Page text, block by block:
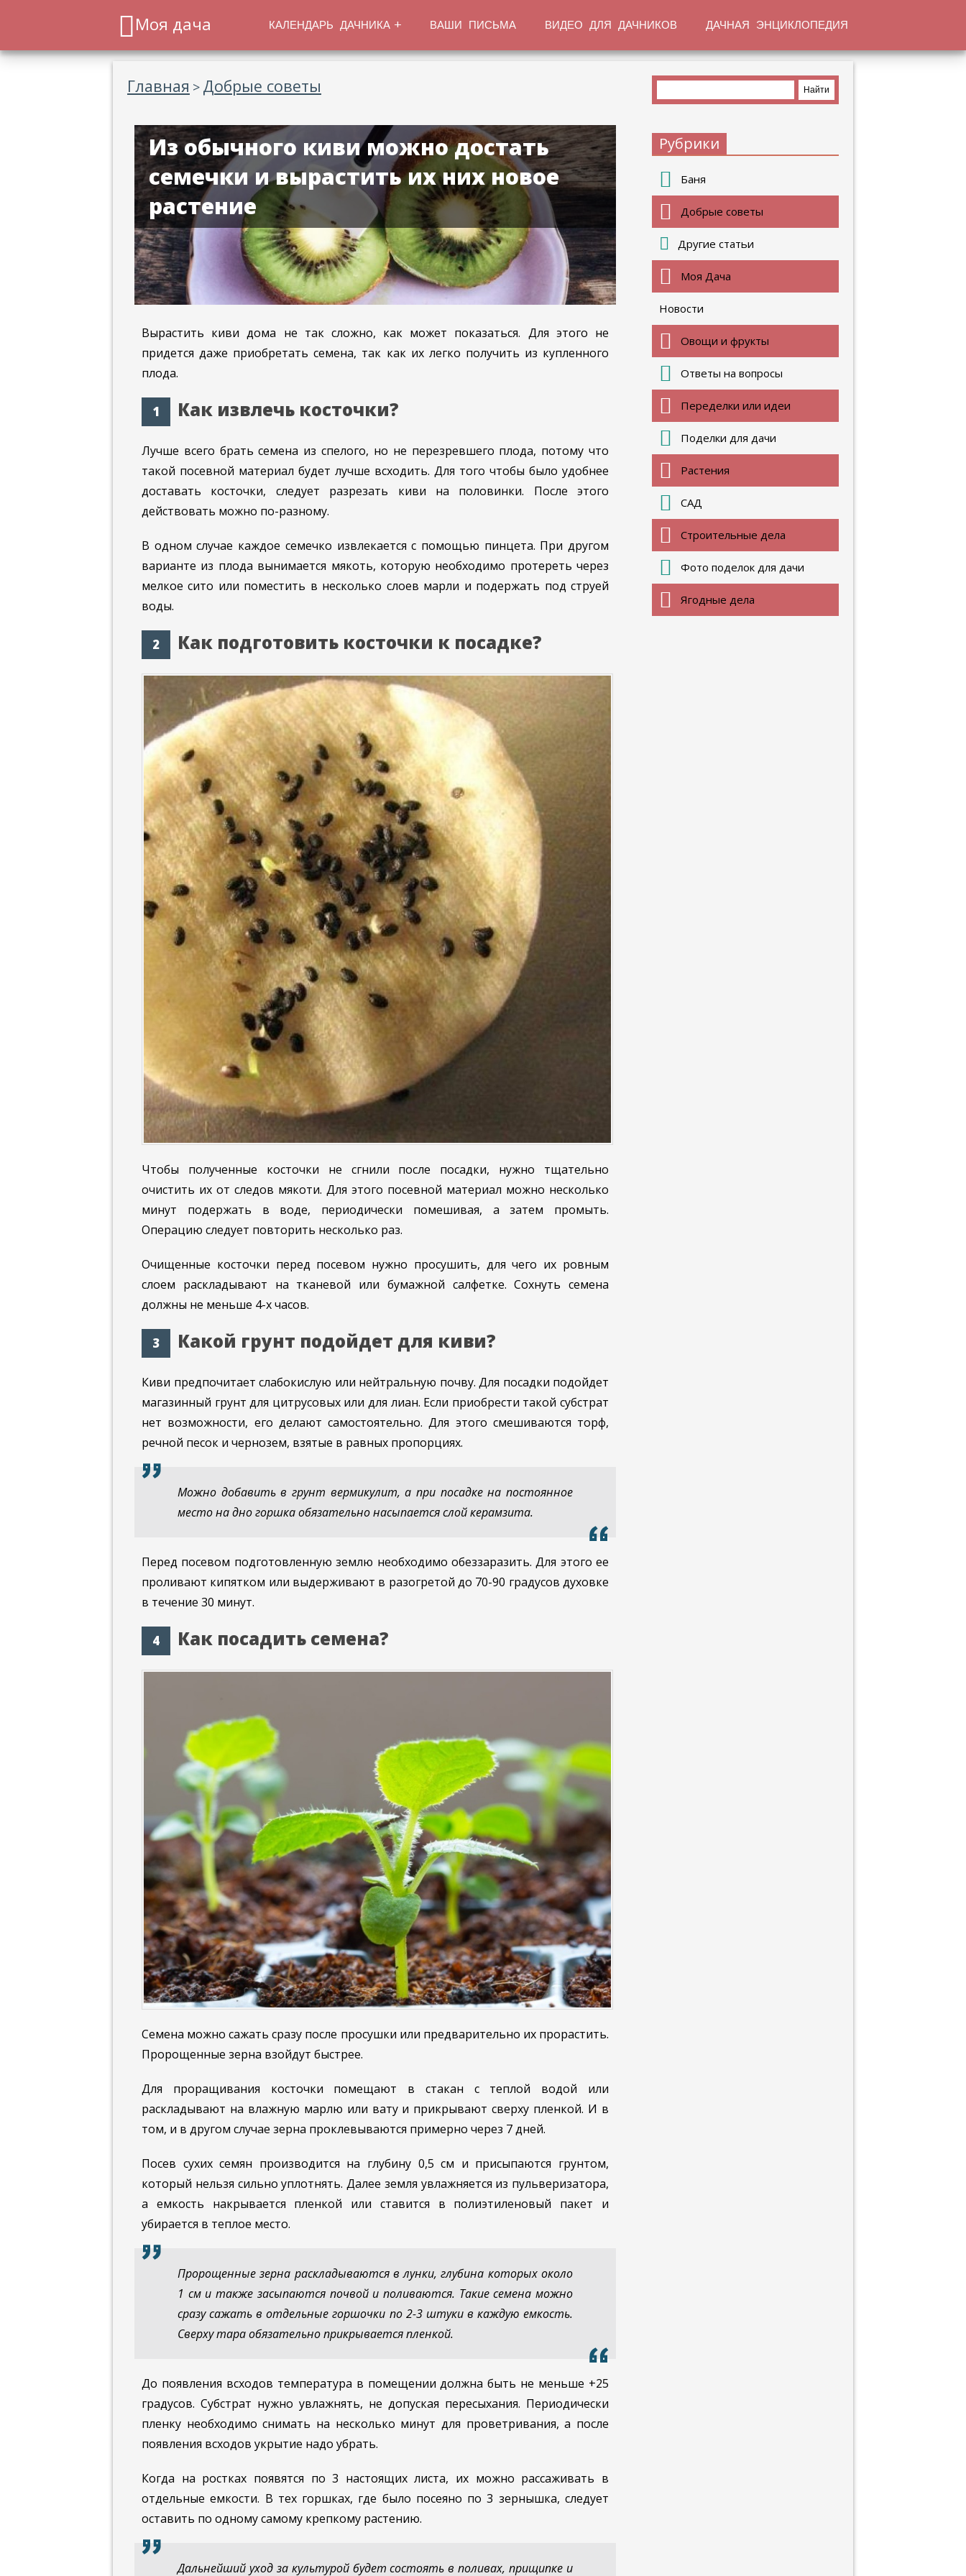
Моя дача КАЛЕНДАРЬ ДАЧНИКА ВАШИ ПИСЬМА ВИДЕО ДЛЯ ДАЧНИКОВ ДАЧНАЯ ЭНЦИКЛОПЕДИЯ
Главная > Добрые советы
Из обычного киви можно достать
семечки и вырастить их них новое
растение
Вырастить киви дома не так сложно, как может показаться. Для этого не
придется даже приобретать семена, так как их легко получить из купленного
плода.
Как извлечь косточки?
Лучше всего брать семена из спелого, но не перезревшего плода, потому что
такой посевной материал будет лучше всходить. Для того чтобы было удобнее
доставать косточки, следует разрезать киви на половинки. После этого
действовать можно по-разному.
В одном случае каждое семечко извлекается с помощью пинцета. При другом
варианте из плода вынимается мякоть, которую необходимо протереть через
мелкое сито или поместить в несколько слоев марли и подержать под струей
воды.
Как подготовить косточки к посадке?
Чтобы полученные косточки не сгнили после посадки, нужно тщательно
очистить их от следов мякоти. Для этого посевной материал можно несколько
минут подержать в воде, периодически помешивая, а затем промыть.
Операцию следует повторить несколько раз.
Очищенные косточки перед посевом нужно просушить, для чего их ровным
слоем раскладывают на тканевой или бумажной салфетке. Сохнуть семена
должны не меньше 4-х часов.
Какой грунт подойдет для киви?
Киви предпочитает слабокислую или нейтральную почву. Для посадки подойдет
магазинный грунт для цитрусовых или для лиан. Если приобрести такой субстрат
нет возможности, его делают самостоятельно. Для этого смешиваются торф,
речной песок и чернозем, взятые в равных пропорциях.
Можно добавить в грунт вермикулит, а при посадке на постоянное
место на дно горшка обязательно насыпается слой керамзита.
Перед посевом подготовленную землю необходимо обеззаразить. Для этого ее
проливают кипятком или выдерживают в разогретой до 70-90 градусов духовке
в течение 30 минут.
Как посадить семена?
Семена можно сажать сразу после просушки или предварительно их прорастить.
Пророщенные зерна взойдут быстрее.
Для проращивания косточки помещают в стакан с теплой водой или
раскладывают на влажную марлю или вату и прикрывают сверху пленкой. И в
том, и в другом случае зерна проклевываются примерно через 7 дней.
Посев сухих семян производится на глубину 0,5 см и присыпаются грунтом,
который нельзя сильно уплотнять. Далее земля увлажняется из пульверизатора,
а емкость накрывается пленкой или ставится в полиэтиленовый пакет и
убирается в теплое место.
Пророщенные зерна раскладываются в лунки, глубина которых около
1 см и также засыпаются почвой и поливаются. Такие семена можно
сразу сажать в отдельные горшочки по 2-3 штуки в каждую емкость.
Сверху тара обязательно прикрывается пленкой.
До появления всходов температура в помещении должна быть не меньше +25
градусов. Субстрат нужно увлажнять, не допуская пересыхания. Периодически
пленку необходимо снимать на несколько минут для проветривания, а после
появления всходов укрытие надо убрать.
Когда на ростках появятся по 3 настоящих листа, их можно рассаживать в
отдельные емкости. В тех горшках, где было посеяно по 3 зернышка, следует
оставить по одному самому крепкому растению.
Дальнейший уход за культурой будет состоять в поливах, прищипке и
Рубрики
Баня
Добрые советы
Другие статьи
Моя Дача
Новости
Овощи и фрукты
Ответы на вопросы
Переделки или идеи
Поделки для дачи
Растения
САД
Строительные дела
Фото поделок для дачи
Ягодные дела